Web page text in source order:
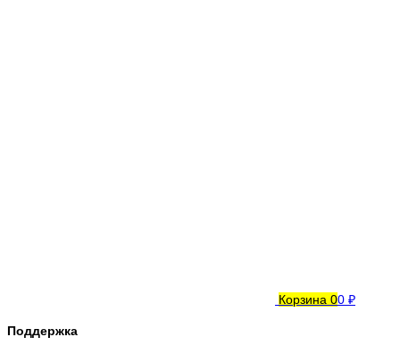
Корзина 00 ₽
Поддержка